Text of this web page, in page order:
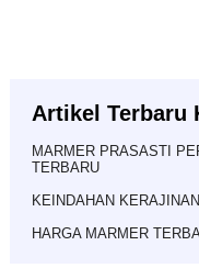
Artikel Terbaru
MARMER PRASASTI
TERBARU
KEINDAHAN
HARGA MARMER